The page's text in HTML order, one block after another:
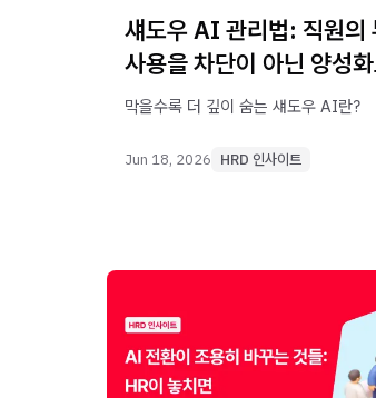
섀도우 AI 관리법: 직원의
사용을 차단이 아닌 양성
막을수록 더 깊이 숨는 섀도우 AI란?
Jun 18, 2026 HRD 인사이트